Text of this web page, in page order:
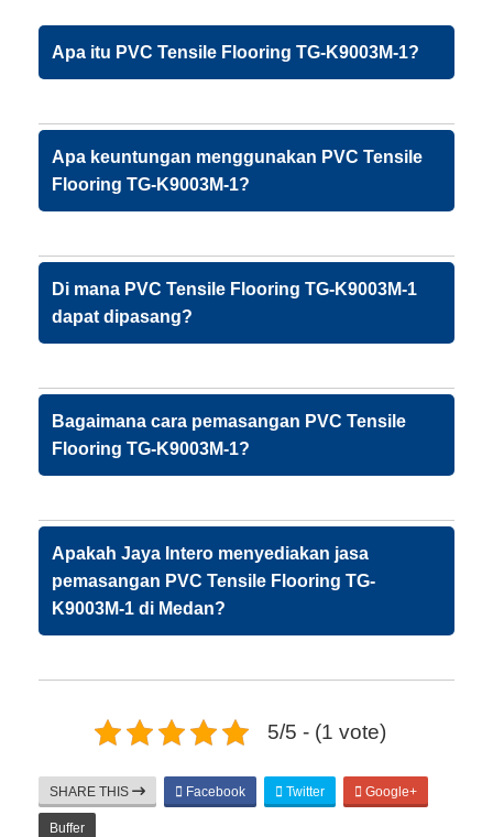
Apa itu PVC Tensile Flooring TG-K9003M-1?
Apa keuntungan menggunakan PVC Tensile
Flooring TG-K9003M-1?
Di mana PVC Tensile Flooring TG-K9003M-1
dapat dipasang?
Bagaimana cara pemasangan PVC Tensile
Flooring TG-K9003M-1?
Apakah Jaya Intero menyediakan jasa
pemasangan PVC Tensile Flooring TG-
K9003M-1 di Medan?
5/5 - (1 vote)
SHARE THIS Facebook Twitter Google+
Buffer